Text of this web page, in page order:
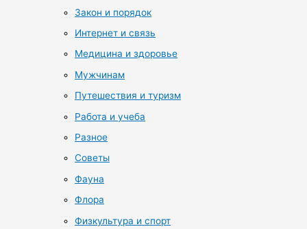
Закон и порядок
Интернет и связь
Медицина и здоровье
Мужчинам
Путешествия и туризм
Работа и учеба
Разное
Советы
Фауна
Флора
Физкультура и спорт